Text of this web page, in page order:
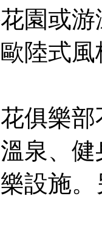
園或
陸式
樂部
泉、
設施